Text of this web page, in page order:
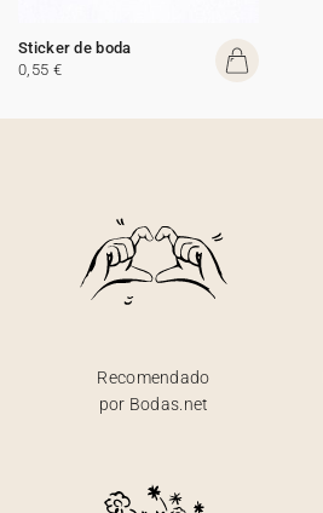
Sticker de boda
0,55 €
Recomendado
por Bodas.net